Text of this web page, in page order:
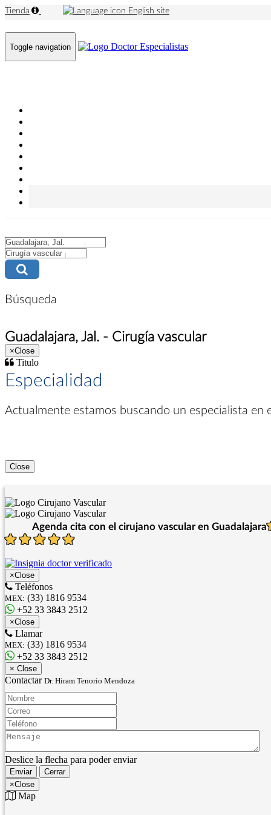
Tienda English site
Toggle navigation
City
Búsqueda
Guadalajara, Jal. - Cirugía vascular
×Close
Titulo
Especialidad
Actualmente estamos buscando un especialista en
Close
Agenda cita con el cirujano vascular en Guadalajara
×Close
Teléfonos
MEX: (33) 1816 9534
+52 33 3843 2512
×Close
Llamar
MEX: (33) 1816 9534
+52 33 3843 2512
× Close
Contactar Dr. Hiram Tenorio Mendoza
Nombre:
Correo:
Teléfono:
Mensaje:
Deslice la flecha para poder enviar
Enviar
Cerrar
×Close
Map